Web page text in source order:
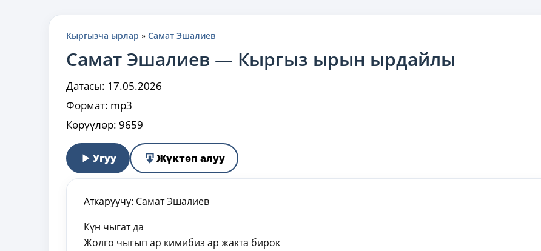
Кыргызча ырлар » Самат Эшалиев
Самат Эшалиев — Кыргыз ырын ырдайлы
Датасы: 17.05.2026
Формат: mp3
Көрүүлөр: 9659
Угуу Жүктөп алуу
Аткаруучу: Самат Эшалиев
Күн чыгат да
Жолго чыгып ар кимибиз ар жакта бирок